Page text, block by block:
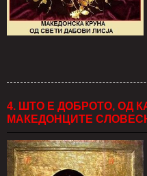
4. ШТО Е ДОБРОТО, ОД
МАКЕДОНЦИТЕ